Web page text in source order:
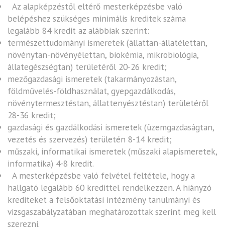
Az alapképzéstől eltérő mesterképzésbe való
belépéshez szükséges minimális kreditek száma
legalább 84 kredit az alábbiak szerint:
természettudományi ismeretek (állattan-állatélettan,
növénytan-növényélettan, biokémia, mikrobiológia,
állategészségtan) területéről 20-26 kredit;
mezőgazdasági ismeretek (takarmányozástan,
földművelés-földhasználat, gyepgazdálkodás,
növénytermesztéstan, állattenyésztéstan) területéről
28-36 kredit;
gazdasági és gazdálkodási ismeretek (üzemgazdaságtan,
vezetés és szervezés) területén 8-14 kredit;
műszaki, informatikai ismeretek (műszaki alapismeretek,
informatika) 4-8 kredit.
A mesterképzésbe való felvétel feltétele, hogy a
hallgató legalább 60 kredittel rendelkezzen. A hiányzó
krediteket a felsőoktatási intézmény tanulmányi és
vizsgaszabályzatában meghatározottak szerint meg kell
szerezni.